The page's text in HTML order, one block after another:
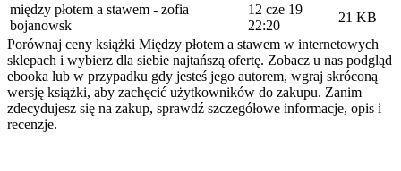
między płotem a stawem - zofia
bojanowsk
12 cze 19
22:20
21 KB
Porównaj ceny książki Między płotem a stawem w internetowych
sklepach i wybierz dla siebie najtańszą ofertę. Zobacz u nas podgląd
ebooka lub w przypadku gdy jesteś jego autorem, wgraj skróconą
wersję książki, aby zachęcić użytkowników do zakupu. Zanim
zdecydujesz się na zakup, sprawdź szczegółowe informacje, opis i
recenzje.